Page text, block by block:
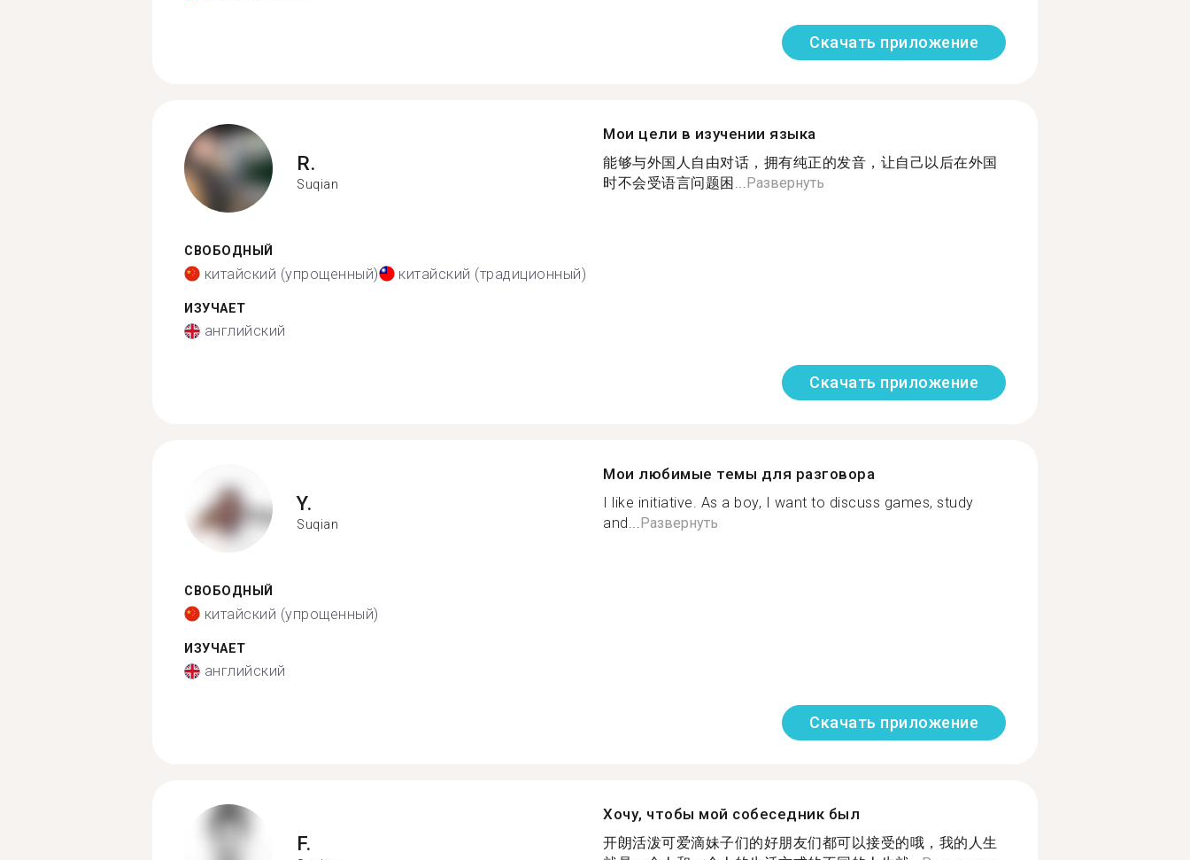
Скачать приложение
R.
Suqian
СВОБОДНЫЙ
китайский (упрощенный) китайский (традиционный)
ИЗУЧАЕТ
английский
Мои цели в изучении языка
能够与外国人自由对话，拥有纯正的发音，让自己以后在外国
时不会受语言问题困...Развернуть
Скачать приложение
Y.
Suqian
СВОБОДНЫЙ
китайский (упрощенный)
ИЗУЧАЕТ
английский
Мои любимые темы для разговора
I like initiative. As a boy, I want to discuss games, study
and...Развернуть
Скачать приложение
F.
Хочу, чтобы мой собеседник был
开朗活泼可爱滴妹子们的好朋友们都可以接受的哦，我的人生